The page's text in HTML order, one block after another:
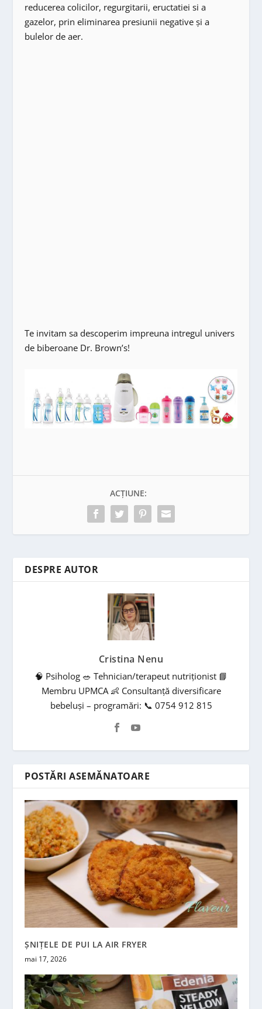
reducerea colicilor, regurgitarii, eructatiei si a
gazelor, prin eliminarea presiunii negative și a
bulelor de aer.
Te invitam sa descoperim impreuna intregul univers
de biberoane Dr. Brown’s!
ACȚIUNE:
DESPRE AUTOR
Cristina Nenu
🧠 Psiholog 🥗 Tehnician/terapeut nutriționist 📘
Membru UPMCA 👶 Consultanță diversificare
bebeluși – programări: 📞 0754 912 815
POSTĂRI ASEMĂNATOARE
ȘNIȚELE DE PUI LA AIR FRYER
mai 17, 2026